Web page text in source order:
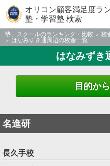
オリコン顧客満足度ラ
塾・学習塾 検索
塾、スクールのランキング・比較 校
はなみずき通周辺の校舎一覧
はなみずき
目的か
名進研
長久手校